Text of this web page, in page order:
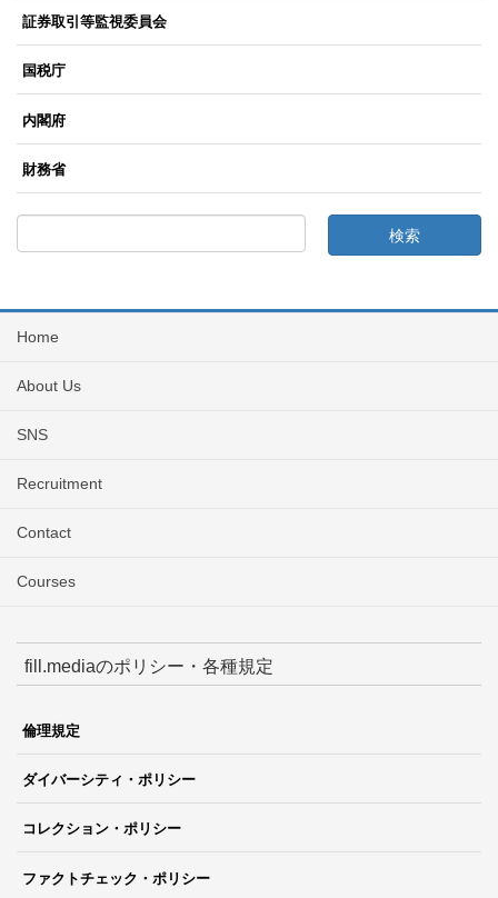
証券取引等監視委員会
国税庁
内閣府
財務省
Home
About Us
SNS
Recruitment
Contact
Courses
fill.mediaのポリシー・各種規定
倫理規定
ダイバーシティ・ポリシー
コレクション・ポリシー
ファクトチェック・ポリシー